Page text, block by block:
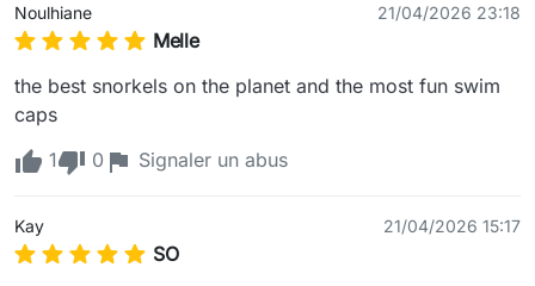
Noulhiane 21/04/2026 23:18
Melle
the best snorkels on the planet and the most fun swim
caps
1
0 Signaler un abus
Kay 21/04/2026 15:17
SO